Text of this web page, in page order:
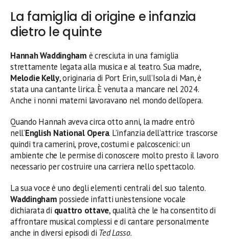
La famiglia di origine e infanzia
dietro le quinte
Hannah Waddingham è cresciuta in una famiglia
strettamente legata alla musica e al teatro. Sua madre,
Melodie Kelly, originaria di Port Erin, sull’Isola di Man, è
stata una cantante lirica. È venuta a mancare nel 2024.
Anche i nonni materni lavoravano nel mondo dell’opera.
Quando Hannah aveva circa otto anni, la madre entrò
nell’English National Opera. L’infanzia dell’attrice trascorse
quindi tra camerini, prove, costumi e palcoscenici: un
ambiente che le permise di conoscere molto presto il lavoro
necessario per costruire una carriera nello spettacolo.
La sua voce è uno degli elementi centrali del suo talento.
Waddingham possiede infatti un’estensione vocale
dichiarata di quattro ottave, qualità che le ha consentito di
affrontare musical complessi e di cantare personalmente
anche in diversi episodi di Ted Lasso.